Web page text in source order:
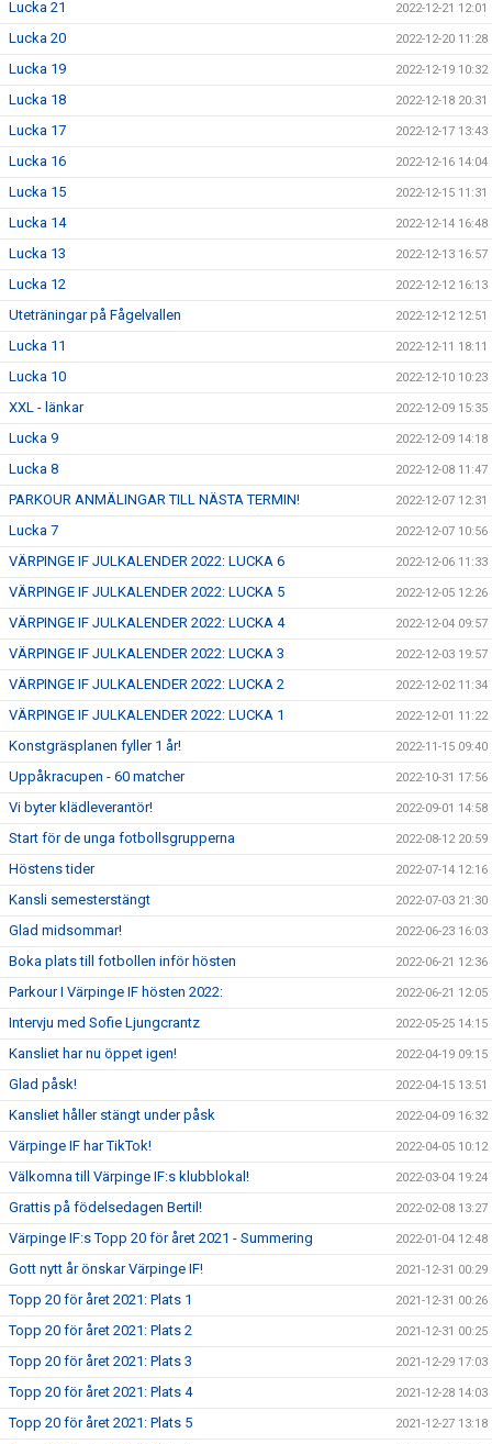
Lucka 21 2022-12-21 12:01
Lucka 20 2022-12-20 11:28
Lucka 19 2022-12-19 10:32
Lucka 18 2022-12-18 20:31
Lucka 17 2022-12-17 13:43
Lucka 16 2022-12-16 14:04
Lucka 15 2022-12-15 11:31
Lucka 14 2022-12-14 16:48
Lucka 13 2022-12-13 16:57
Lucka 12 2022-12-12 16:13
Uteträningar på Fågelvallen 2022-12-12 12:51
Lucka 11 2022-12-11 18:11
Lucka 10 2022-12-10 10:23
XXL - länkar 2022-12-09 15:35
Lucka 9 2022-12-09 14:18
Lucka 8 2022-12-08 11:47
PARKOUR ANMÄLINGAR TILL NÄSTA TERMIN! 2022-12-07 12:31
Lucka 7 2022-12-07 10:56
VÄRPINGE IF JULKALENDER 2022: LUCKA 6 2022-12-06 11:33
VÄRPINGE IF JULKALENDER 2022: LUCKA 5 2022-12-05 12:26
VÄRPINGE IF JULKALENDER 2022: LUCKA 4 2022-12-04 09:57
VÄRPINGE IF JULKALENDER 2022: LUCKA 3 2022-12-03 19:57
VÄRPINGE IF JULKALENDER 2022: LUCKA 2 2022-12-02 11:34
VÄRPINGE IF JULKALENDER 2022: LUCKA 1 2022-12-01 11:22
Konstgräsplanen fyller 1 år! 2022-11-15 09:40
Uppåkracupen - 60 matcher 2022-10-31 17:56
Vi byter klädleverantör! 2022-09-01 14:58
Start för de unga fotbollsgrupperna 2022-08-12 20:59
Höstens tider 2022-07-14 12:16
Kansli semesterstängt 2022-07-03 21:30
Glad midsommar! 2022-06-23 16:03
Boka plats till fotbollen inför hösten 2022-06-21 12:36
Parkour I Värpinge IF hösten 2022: 2022-06-21 12:05
Intervju med Sofie Ljungcrantz 2022-05-25 14:15
Kansliet har nu öppet igen! 2022-04-19 09:15
Glad påsk! 2022-04-15 13:51
Kansliet håller stängt under påsk 2022-04-09 16:32
Värpinge IF har TikTok! 2022-04-05 10:12
Välkomna till Värpinge IF:s klubblokal! 2022-03-04 19:24
Grattis på födelsedagen Bertil! 2022-02-08 13:27
Värpinge IF:s Topp 20 för året 2021 - Summering 2022-01-04 12:48
Gott nytt år önskar Värpinge IF! 2021-12-31 00:29
Topp 20 för året 2021: Plats 1 2021-12-31 00:26
Topp 20 för året 2021: Plats 2 2021-12-31 00:25
Topp 20 för året 2021: Plats 3 2021-12-29 17:03
Topp 20 för året 2021: Plats 4 2021-12-28 14:03
Topp 20 för året 2021: Plats 5 2021-12-27 13:18